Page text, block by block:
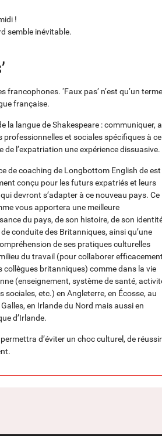
!
semble inévitable.
‘Faux pas’ n’est qu’un terme
française.
la langue de Shakespeare : communiquer,
et sociales spécifiques à ce
l’expatriation une expérience dissuasive.
de coaching de Longbottom English de est
conçu pour les futurs expatriés et leurs
devront s’adapter à ce nouveau pays. Ce
vous apportera une meilleure
du pays, de son histoire, de son
conduite des Britanniques, ainsi qu’une
de ses pratiques culturelles
du travail (pour collaborer efficacement
collègues britanniques) comme dans la vie
(enseignement, système de santé,
sociales, etc.) en Angleterre, en Écosse, au
en Irlande du Nord mais aussi en
d’Irlande.
d’éviter un choc culturel, de réussir